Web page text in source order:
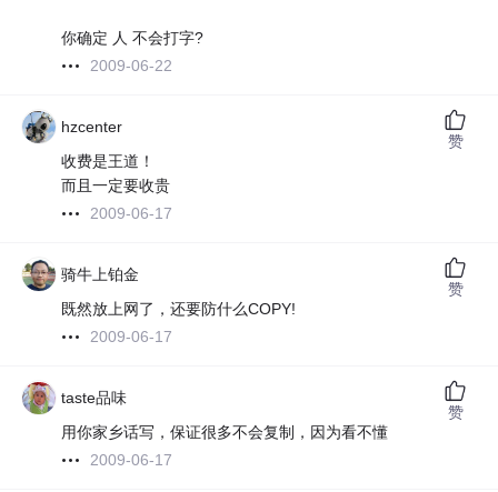
你确定 人 不会打字?
2009-06-22
hzcenter
收费是王道！
而且一定要收贵
2009-06-17
赞
骑牛上铂金
既然放上网了，还要防什么COPY!
2009-06-17
赞
taste品味
用你家乡话写，保证很多不会复制，因为看不懂
2009-06-17
赞